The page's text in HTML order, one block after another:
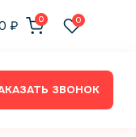
₽ 0 0
ЗВОНОК